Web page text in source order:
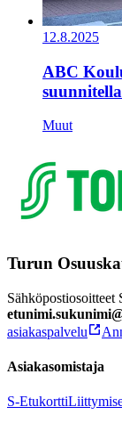
12.8.2025
ABC
Muut
Turun
Sähköpostiosoitteet
asiakaspalvelu
Asiakasomistaja
S-Etukortti